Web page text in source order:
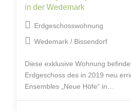
in der Wedemark
Erdgeschosswohnung
Wedemark / Bissendorf
Diese exklusive Wohnung
Erdgeschoss des in 2019 neu
Ensembles „Neue Höfe“ in…